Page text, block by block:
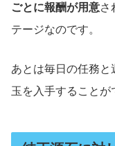
ごとに報酬が用意さ
テージなのです。
あとは毎日の任務
玉を入手することが